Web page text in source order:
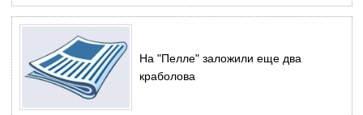
На "Пелле" заложили еще два
краболова